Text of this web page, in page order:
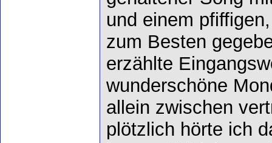
und einem
zum Besten
erzählte
wunderschöne
allein zwischen
plötzlich hörte ich